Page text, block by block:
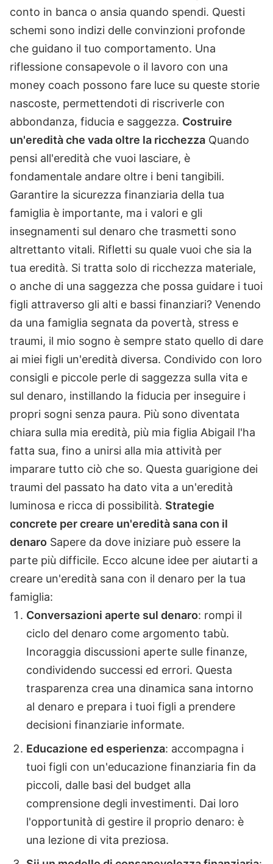
conto in banca o ansia quando spendi. Questi
schemi sono indizi delle convinzioni profonde
che guidano il tuo comportamento. Una
riflessione consapevole o il lavoro con una
money coach possono fare luce su queste storie
nascoste, permettendoti di riscriverle con
abbondanza, fiducia e saggezza. Costruire
un'eredità che vada oltre la ricchezza Quando
pensi all'eredità che vuoi lasciare, è
fondamentale andare oltre i beni tangibili.
Garantire la sicurezza finanziaria della tua
famiglia è importante, ma i valori e gli
insegnamenti sul denaro che trasmetti sono
altrettanto vitali. Rifletti su quale vuoi che sia la
tua eredità. Si tratta solo di ricchezza materiale,
o anche di una saggezza che possa guidare i tuoi
figli attraverso gli alti e bassi finanziari? Venendo
da una famiglia segnata da povertà, stress e
traumi, il mio sogno è sempre stato quello di dare
ai miei figli un'eredità diversa. Condivido con loro
consigli e piccole perle di saggezza sulla vita e
sul denaro, instillando la fiducia per inseguire i
propri sogni senza paura. Più sono diventata
chiara sulla mia eredità, più mia figlia Abigail l'ha
fatta sua, fino a unirsi alla mia attività per
imparare tutto ciò che so. Questa guarigione dei
traumi del passato ha dato vita a un'eredità
luminosa e ricca di possibilità. Strategie
concrete per creare un'eredità sana con il
denaro Sapere da dove iniziare può essere la
parte più difficile. Ecco alcune idee per aiutarti a
creare un'eredità sana con il denaro per la tua
famiglia:
Conversazioni aperte sul denaro: rompi il
ciclo del denaro come argomento tabù.
Incoraggia discussioni aperte sulle finanze,
condividendo successi ed errori. Questa
trasparenza crea una dinamica sana intorno
al denaro e prepara i tuoi figli a prendere
decisioni finanziarie informate.
Educazione ed esperienza: accompagna i
tuoi figli con un'educazione finanziaria fin da
piccoli, dalle basi del budget alla
comprensione degli investimenti. Dai loro
l'opportunità di gestire il proprio denaro: è
una lezione di vita preziosa.